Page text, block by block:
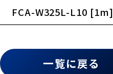
FCA-W325L-L10 [1m]
一覧に戻る